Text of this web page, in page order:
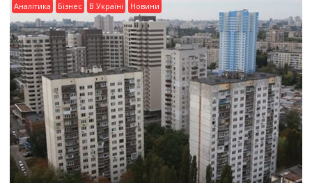
Аналітика Бізнес В Україні Новини